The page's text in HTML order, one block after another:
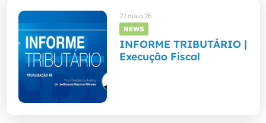
27 maio 26
NEWS
INFORME TRIBUTÁRIO |
Execução Fiscal